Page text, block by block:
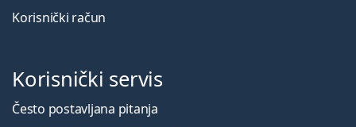
Korisnički račun
Korisnički servis
Često postavljana pitanja